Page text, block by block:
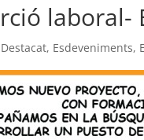
laboral-
Destacat, Esdeveniments,